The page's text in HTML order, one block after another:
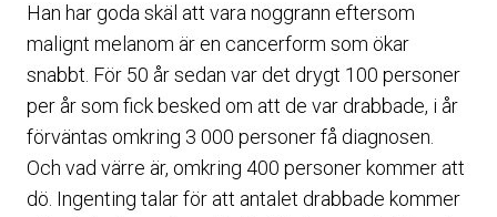
Han har goda skäl att vara noggrann eftersom
malignt melanom är en cancerform som ökar
snabbt. För 50 år sedan var det drygt 100 personer
per år som fick besked om att de var drabbade, i år
förväntas omkring 3 000 personer få diagnosen.
Och vad värre är, omkring 400 personer kommer att
dö. Ingenting talar för att antalet drabbade kommer